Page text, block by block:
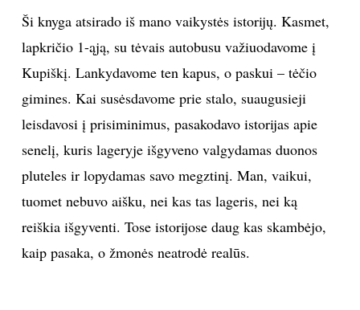
Ši knyga atsirado iš mano vaikystės istorijų. Kasmet,
lapkričio 1-ąją, su tėvais autobusu važiuodavome į
Kupiškį. Lankydavome ten kapus, o paskui – tėčio
gimines. Kai susėsdavome prie stalo, suaugusieji
leisdavosi į prisiminimus, pasakodavo istorijas apie
senelį, kuris lageryje išgyveno valgydamas duonos
pluteles ir lopydamas savo megztinį. Man, vaikui,
tuomet nebuvo aišku, nei kas tas lageris, nei ką
reiškia išgyventi. Tose istorijose daug kas skambėjo,
kaip pasaka, o žmonės neatrodė realūs.